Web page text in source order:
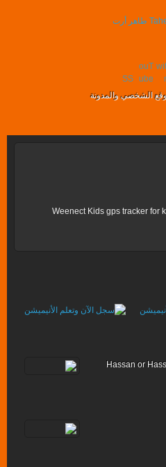
r
ouT
ube
SS
الشخصي والمدونة
Weenect Kids gps tracker for
[??English] Hassan